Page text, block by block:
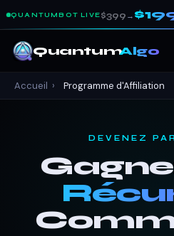
QUANTUMBOT LIVE $399 →
QuantumAlgo
Accueil › Programme d'Affiliation
DEVENEZ